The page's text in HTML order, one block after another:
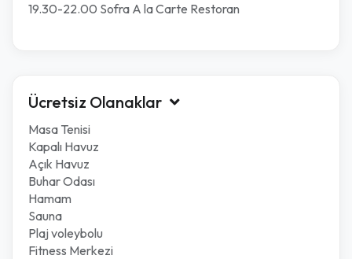
19.30-22.00 Sofra A la Carte Restoran
Ücretsiz Olanaklar
Masa Tenisi
Kapalı Havuz
Açık Havuz
Buhar Odası
Hamam
Sauna
Plaj voleybolu
Fitness Merkezi